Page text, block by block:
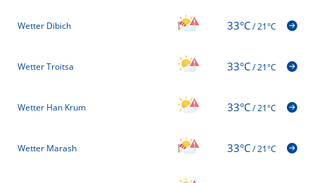
Wetter Dibich 33°C/21°C
Wetter Troitsa 33°C/21°C
Wetter Han Krum 33°C/21°C
Wetter Marash 33°C/21°C